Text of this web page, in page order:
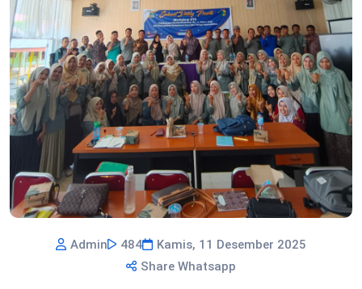
Admin 484
Kamis, 11 Desember 2025
Share Whatsapp